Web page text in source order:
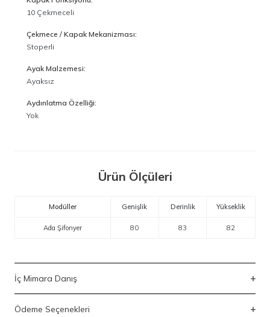
10 Çekmeceli
Çekmece / Kapak Mekanizması:
Stoperli
Ayak Malzemesi:
Ayaksız
Aydınlatma Özelliği:
Yok
Ürün Ölçüleri
Modüller Genişlik Derinlik Yükseklik
Ada Şifonyer 80 83 82
İç Mimara Danış
Ödeme Seçenekleri